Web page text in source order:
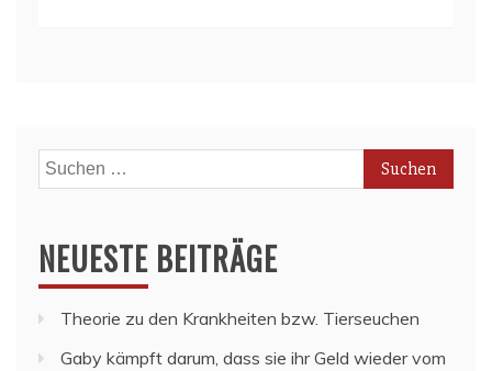
Suchen
nach:
NEUESTE BEITRÄGE
Theorie zu den Krankheiten bzw. Tierseuchen
Gaby kämpft darum, dass sie ihr Geld wieder vom